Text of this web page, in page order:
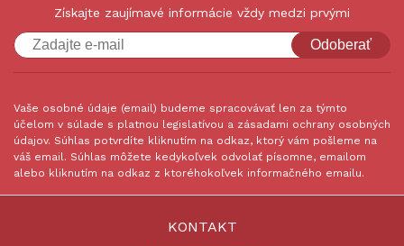
Získajte zaujímavé informácie vždy medzi prvými
Odoberať
Vaše osobné údaje (email) budeme spracovávať len za týmto
účelom v súlade s platnou legislatívou a zásadami ochrany osobných
údajov. Súhlas potvrdíte kliknutím na odkaz, ktorý vám pošleme na
váš email. Súhlas môžete kedykoľvek odvolať písomne, emailom
alebo kliknutím na odkaz z ktoréhokoľvek informačného emailu.
KONTAKT